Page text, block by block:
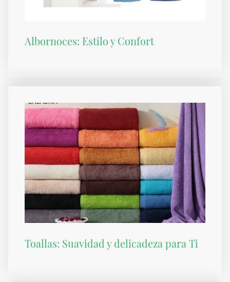
Albornoces: Estilo y Confort
Toallas: Suavidad y delicadeza para Ti